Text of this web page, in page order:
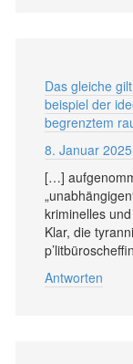
Das gleiche
beispiel der
begrenztem
8. Januar
[…]
kriminelles
Klar, die
Antworten